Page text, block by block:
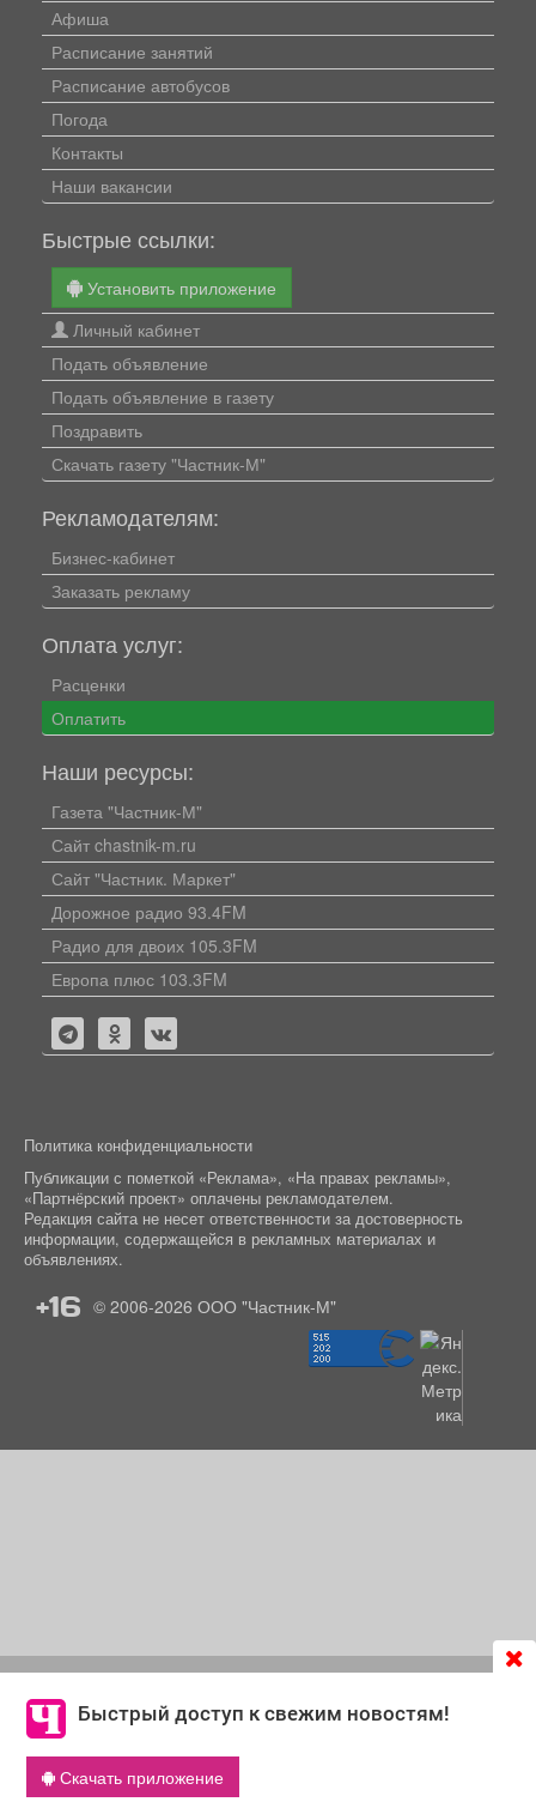
Быстрый доступ к свежим новостям!
Скачать приложение
согласие на обработку файлов cookie, которые
обеспечивают корректную работу сайта и сбора
информации для улучшения качества сервисов.
Что такое cookie
Афиша
Расписание занятий
Расписание автобусов
Погода
Контакты
Наши вакансии
Быстрые ссылки:
Установить приложение
Личный кабинет
Подать объявление
Подать объявление в газету
Поздравить
Скачать газету "Частник-М"
Рекламодателям:
Бизнес-кабинет
Заказать рекламу
Оплата услуг:
Расценки
Оплатить
Наши ресурсы:
Газета "Частник-М"
Сайт chastnik-m.ru
Сайт "Частник. Маркет"
Дорожное радио 93.4FM
Радио для двоих 105.3FM
Европа плюс 103.3FM
Политика конфиденциальности
Публикации с пометкой «Реклама», «На правах рекламы»,
«Партнёрский проект» оплачены рекламодателем.
Редакция сайта не несет ответственности за достоверность
информации, содержащейся в рекламных материалах и
объявлениях.
+16 © 2006-2026 ООО "Частник-М"